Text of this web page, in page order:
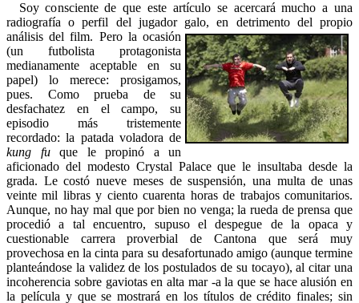
Soy consciente de que este artículo se acercará mucho a una
radiografía o perfil del jugador galo, en detrimento del propio
análisis del film. Pero la ocasión
(un futbolista protagonista
medianamente aceptable en su
papel) lo merece: prosigamos,
pues. Como prueba de su
desfachatez en el campo, su
episodio más tristemente
recordado: la patada voladora de
kung fuque le propinó a un
aficionado del modesto Crystal Palace que le insultaba desde la
grada. Le costó nueve meses de suspensión, una multa de unas
veinte mil libras y ciento cuarenta horas de trabajos comunitarios.
Aunque, no hay mal que por bien no venga; la rueda de prensa que
procedió a tal encuentro, supuso el despegue de la opaca y
cuestionable carrera proverbial de Cantona que será muy
provechosa en la cinta para su desafortunado amigo (aunque termine
planteándose la validez de los postulados de su tocayo), al citar una
incoherencia sobre gaviotas en alta mar -a la que se hace alusión en
la película y que se mostrará en los títulos de crédito finales; sin